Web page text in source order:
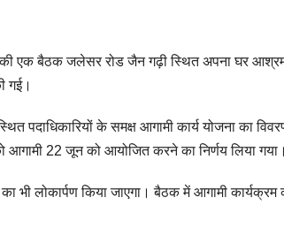
एक बैठक जलेसर रोड जैन गढ़ी स्थित अपना घर आश्रम
गई।
पदाधिकारियों के समक्ष आगामी कार्य योजना का
आगामी 22 जून को आयोजित करने का निर्णय लिया गया।
भी लोकार्पण किया जाएगा। बैठक में आगामी